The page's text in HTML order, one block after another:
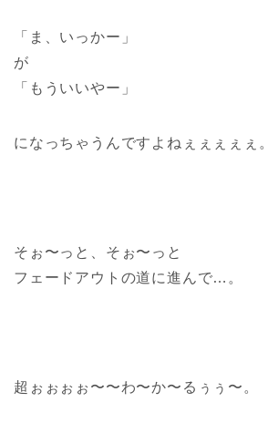
「ま、いっかー」
が
「もういいやー」
になっちゃうんですよねぇぇぇぇぇ。
そぉ〜っと、そぉ〜っと
フェードアウトの道に進んで…。
超ぉぉぉぉ〜〜わ〜か〜るぅぅ〜。